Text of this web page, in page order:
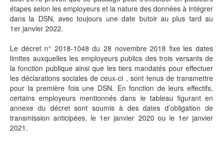
étapes selon les employeurs et la nature des données à intégrer
dans la DSN, avec toujours une date butoir au plus tard au
1er janvier 2022.
Le décret n° 2018-1048 du 28 novembre 2018 fixe les dates
limites auxquelles les employeurs publics des trois versants de
la fonction publique ainsi que les tiers mandatés pour effectuer
les déclarations sociales de ceux-ci , sont tenus de transmettre
pour la première fois une DSN. En fonction de leurs effectifs,
certains employeurs mentionnés dans le tableau figurant en
annexe du décret sont soumis à des dates d’obligation de
transmission anticipées, le 1er janvier 2020 ou le 1er janvier
2021.